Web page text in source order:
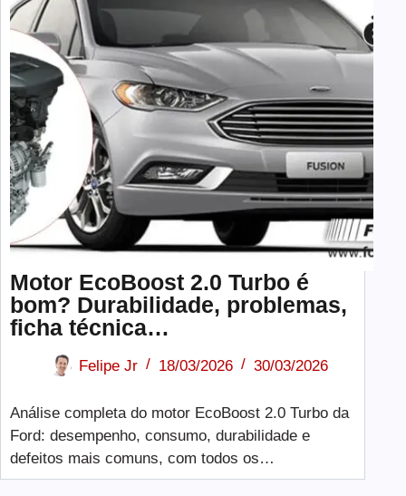
Motor EcoBoost 2.0 Turbo é
bom? Durabilidade, problemas,
ficha técnica…
Felipe Jr 18/03/2026 30/03/2026
Análise completa do motor EcoBoost 2.0 Turbo da
Ford: desempenho, consumo, durabilidade e
defeitos mais comuns, com todos os…